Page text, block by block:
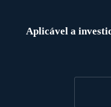
Aplicável a